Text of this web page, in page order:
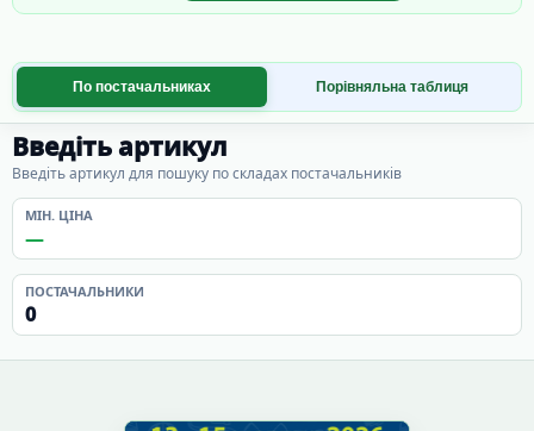
По постачальниках Порівняльна таблиця
Введіть артикул
Введіть артикул для пошуку по складах постачальників
МІН. ЦІНА
—
ПОСТАЧАЛЬНИКИ
0